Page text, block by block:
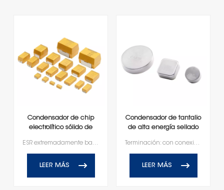
Condensador de chip
electrolítico sólido de
ESR extremadamente bajaCorriente de fuga bajaRetención de capacitancia de alta frecuenciaTerminación sin plomo, compatible con RoHS
LEER MÁS
Condensador de tantalio
de alta energía sellado
Terminación: con conexión radialEnvejecimiento en estado estacionario 100% acelerado100% de estabilidad de temperatura100% presión barométricaClasificación de voltaje de 10V-150VRango de temperatura de funcionamiento de -55℃ a +125℃
LEER MÁS